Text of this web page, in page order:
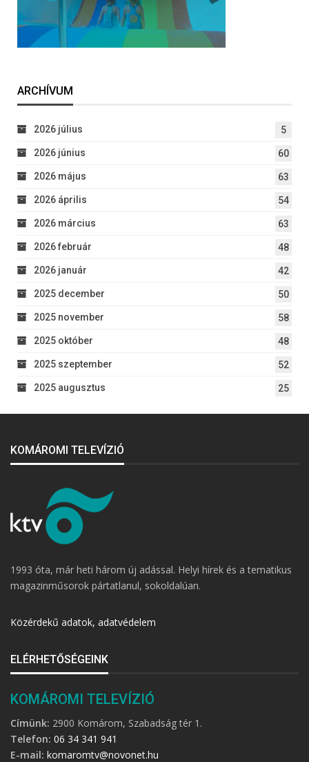
ARCHÍVUM
2026 július 5
2026 június 60
2026 május 63
2026 április 54
2026 március 63
2026 február 48
2026 január 42
2025 december 50
2025 november 58
2025 október 48
2025 szeptember 52
2025 augusztus 25
KOMÁROMI TELEVÍZIÓ
1993 óta, már heti három új adással. Helyi hírek és a tematikus
magazinműsorok pártatlanul, sokoldalúan.
Közérdekű adatok, adatvédelem
ELÉRHETŐSÉGEINK
KOMÁROMI TELEVÍZIÓ
Címünk: 2900 Komárom, Szabadság tér 1.
Telefon: 06 34 341 941
E-mail: komaromtv@novonet.hu